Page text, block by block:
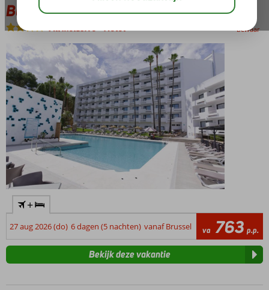
Blue Sea Al Andalus
All Inclusive-Hotel bewaar
+
27 aug 2026 (do) 6 dagen (5 nachten) vanaf Brussel va 763 p.p.
Bekijk deze vakantie